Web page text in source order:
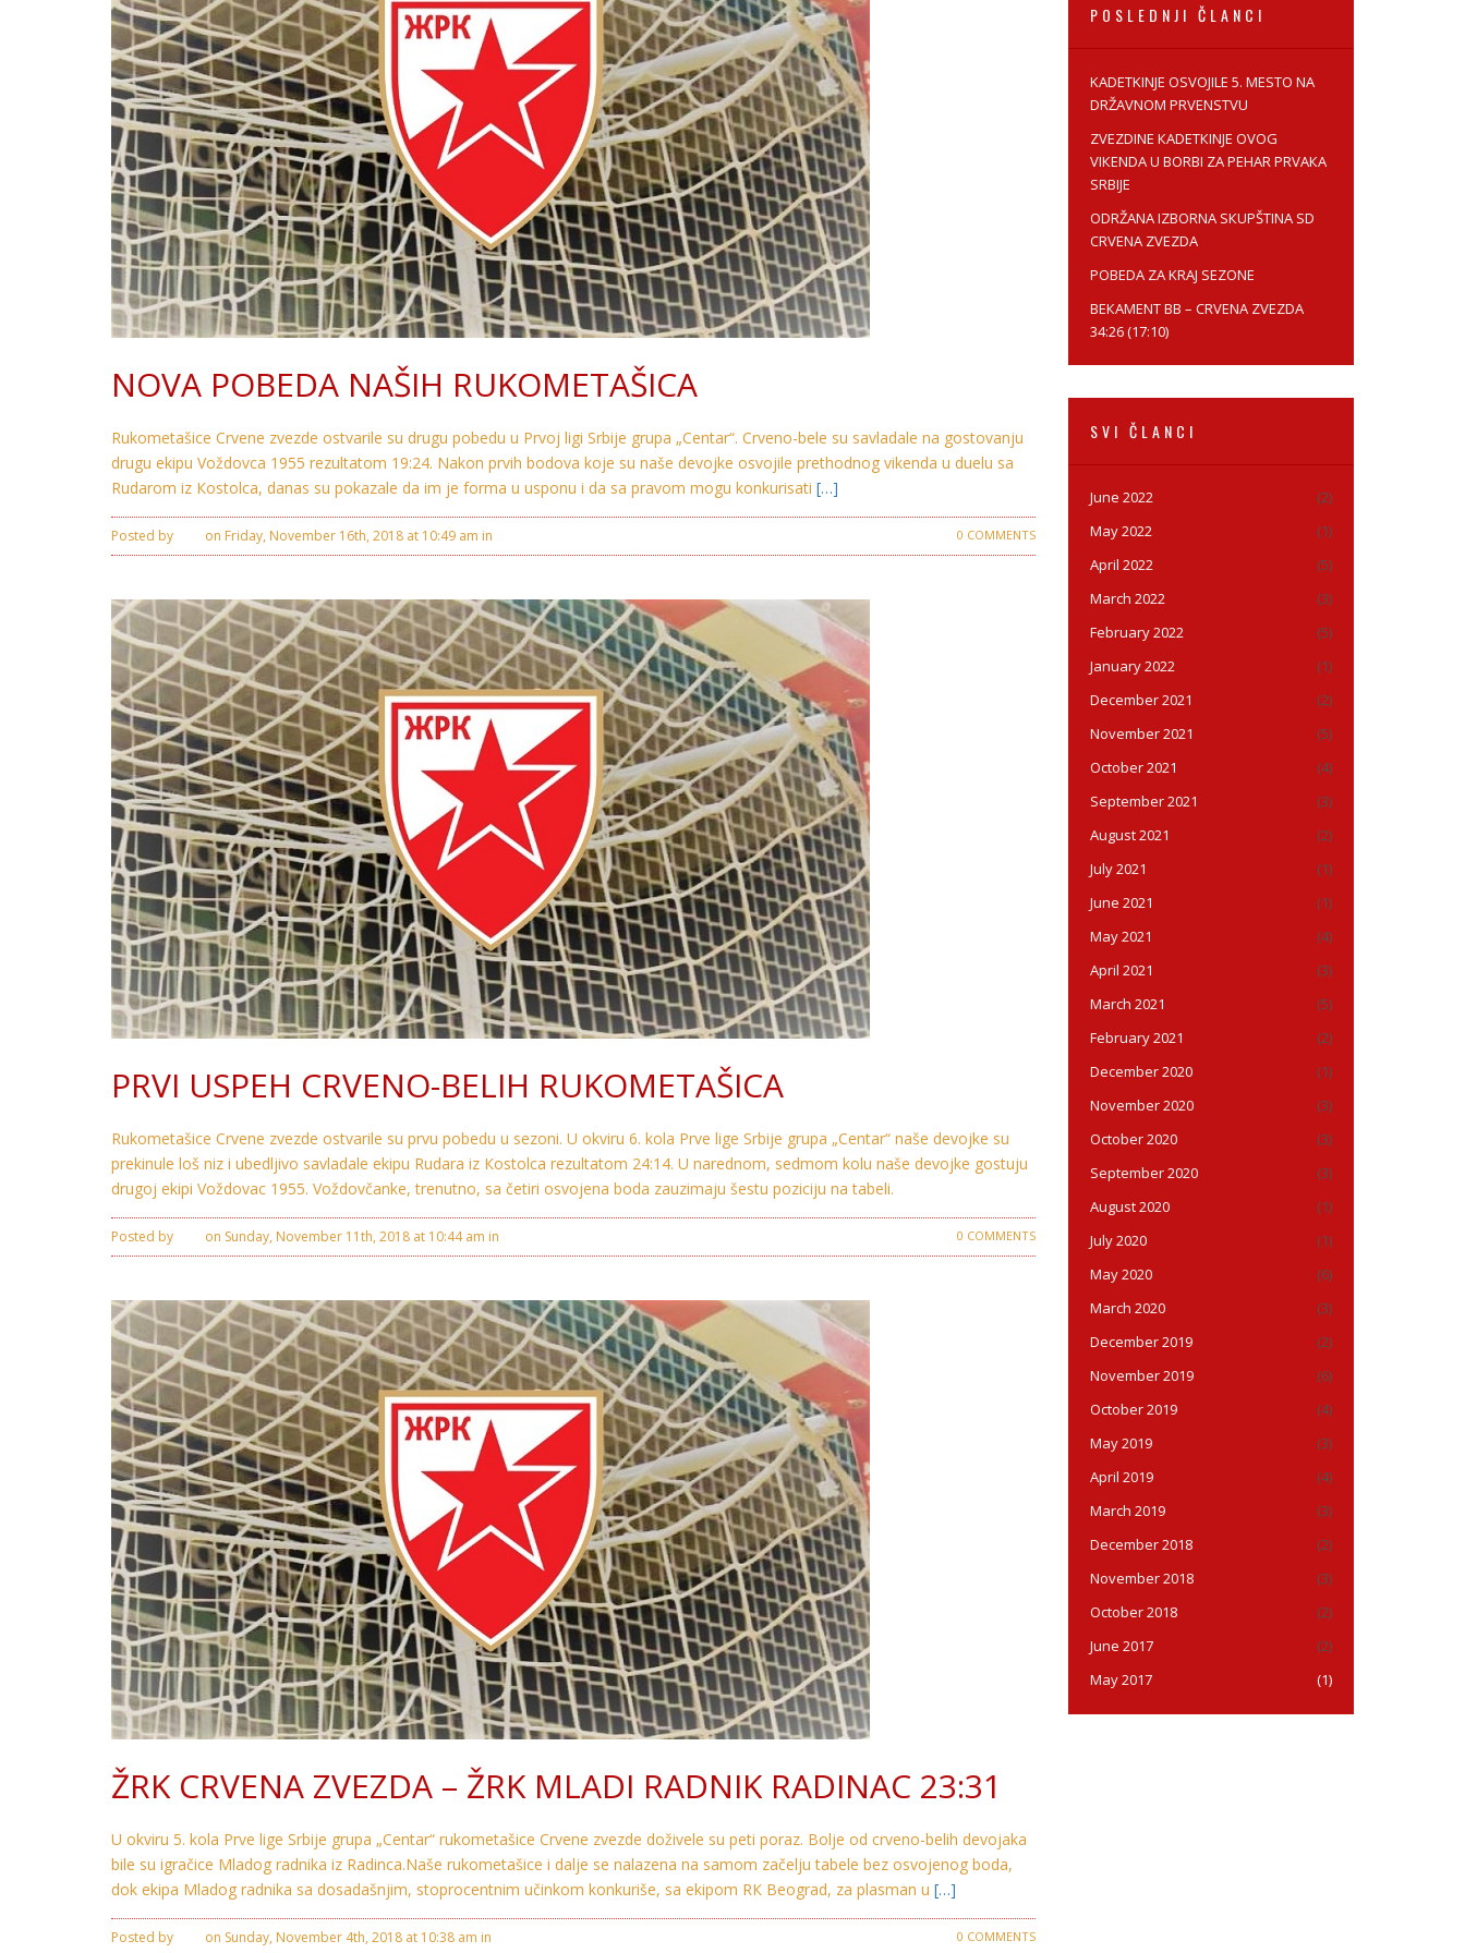
NOVA POBEDA NAŠIH RUKOMETAŠICA
Rukometašice Crvene zvezde ostvarile su drugu pobedu u Prvoj ligi Srbije grupa „Centar“. Crveno-bele su savladale na gostovanju
drugu ekipu Voždovca 1955 rezultatom 19:24. Nakon prvih bodova koje su naše devojke osvojile prethodnog vikenda u duelu sa
Rudarom iz Кostolca, danas su pokazale da im je forma u usponu i da sa pravom mogu konkurisati […]
0 COMMENTS
Posted by on Friday, November 16th, 2018 at 10:49 am in
PRVI USPEH CRVENO-BELIH RUKOMETAŠICA
Rukometašice Crvene zvezde ostvarile su prvu pobedu u sezoni. U okviru 6. kola Prve lige Srbije grupa „Centar“ naše devojke su
prekinule loš niz i ubedljivo savladale ekipu Rudara iz Кostolca rezultatom 24:14. U narednom, sedmom kolu naše devojke gostuju
drugoj ekipi Voždovac 1955. Voždovčanke, trenutno, sa četiri osvojena boda zauzimaju šestu poziciju na tabeli.
0 COMMENTS
Posted by on Sunday, November 11th, 2018 at 10:44 am in
ŽRK CRVENA ZVEZDA – ŽRK MLADI RADNIK RADINAC 23:31
U okviru 5. kola Prve lige Srbije grupa „Centar“ rukometašice Crvene zvezde doživele su peti poraz. Bolje od crveno-belih devojaka
bile su igračice Mladog radnika iz Radinca.Naše rukometašice i dalje se nalazena na samom začelju tabele bez osvojenog boda,
dok ekipa Mladog radnika sa dosadašnjim, stoprocentnim učinkom konkuriše, sa ekipom RК Beograd, za plasman u […]
0 COMMENTS
Posted by on Sunday, November 4th, 2018 at 10:38 am in
POSLEDNJI ČLANCI
KADETKINJE OSVOJILE 5. MESTO NA
DRŽAVNOM PRVENSTVU
ZVEZDINE КADETКINJE OVOG
VIКENDA U BORBI ZA PEHAR PRVAКA
SRBIJE
ODRŽANA IZBORNA SКUPŠTINA SD
CRVENA ZVEZDA
POBEDA ZA KRAJ SEZONE
BEКAMENT BB – CRVENA ZVEZDA
34:26 (17:10)
SVI ČLANCI
June 2022
(2)
May 2022
(1)
April 2022
(5)
March 2022
(3)
February 2022
(5)
January 2022
(1)
December 2021
(2)
November 2021
(5)
October 2021
(4)
September 2021
(3)
August 2021
(2)
July 2021
(1)
June 2021
(1)
May 2021
(4)
April 2021
(3)
March 2021
(5)
February 2021
(2)
December 2020
(1)
November 2020
(3)
October 2020
(3)
September 2020
(3)
August 2020
(1)
July 2020
(1)
May 2020
(6)
March 2020
(3)
December 2019
(2)
November 2019
(6)
October 2019
(4)
May 2019
(3)
April 2019
(4)
March 2019
(3)
December 2018
(2)
November 2018
(3)
October 2018
(2)
June 2017
(2)
May 2017
(1)